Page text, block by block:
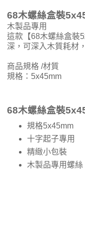
68木螺絲盒裝
木製品專用
這款【68木螺絲盒裝
深，可深入木質耗材
商品規格 /材質
規格：5x45mm
68木螺絲盒裝
規格5x45mm
十字起子專用
精緻小包裝
木製品專用螺絲